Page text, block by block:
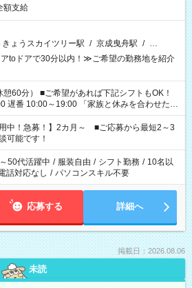
額支給
きょうスカイツリー駅 / 京成曳舟駅 / …
toドアで30分以内！≫ご希望の勤務地を紹介
ば下記シフトもOK！
～19:00 「家族と休みを合わせた
て夕飯の準備がしたい」 「できれば残業はし
希望を教えてくださいね。 ※Wワーク希望
仕事で希望する勤務時間と、もう1つのお仕事
で週40時間を超える場合は応募できません。
用中！急募！】2カ月～ ■ご応募から最短2～3
可能です！
50代活躍中 / 服装自由 / シフト勤務 / 10名以
話対応なし / パソコンスキル不要
応募する 詳細へ
掲載日：2026.08.06
未読